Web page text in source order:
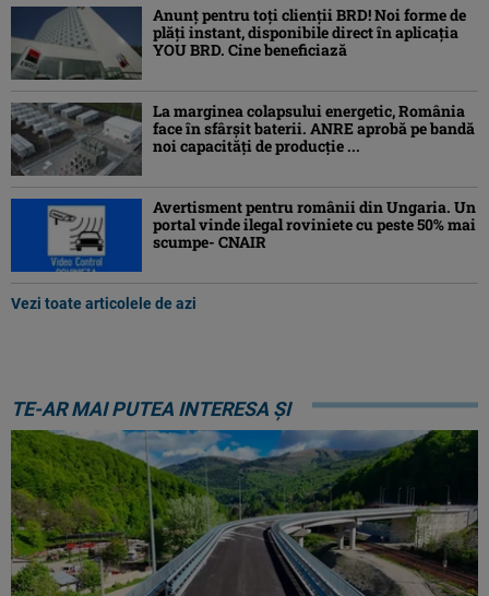
Anunț pentru toți clienții BRD! Noi forme de
plăți instant, disponibile direct în aplicația
YOU BRD. Cine beneficiază
La marginea colapsului energetic, România
face în sfârșit baterii. ANRE aprobă pe bandă
noi capacități de producție ...
Avertisment pentru românii din Ungaria. Un
portal vinde ilegal roviniete cu peste 50% mai
scumpe- CNAIR
Vezi toate articolele de azi
TE-AR MAI PUTEA INTERESA ȘI